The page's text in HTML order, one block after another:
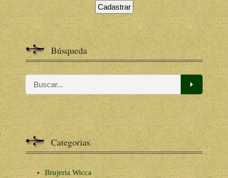
Búsqueda
Categorias
Brujeria Wicca